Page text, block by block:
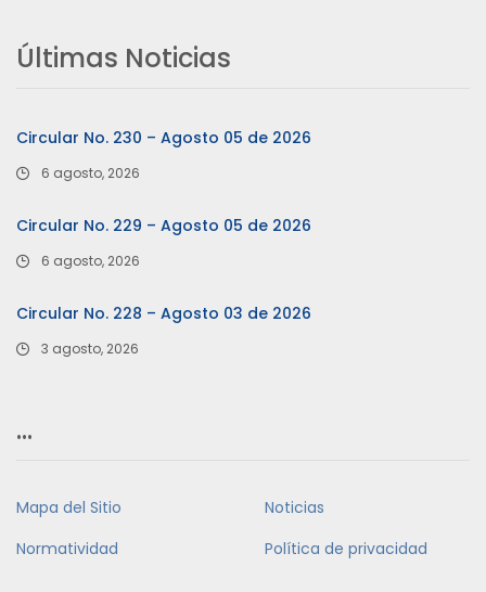
Últimas Noticias
Circular No. 230 – Agosto 05 de 2026
6 agosto, 2026
Circular No. 229 – Agosto 05 de 2026
6 agosto, 2026
Circular No. 228 – Agosto 03 de 2026
3 agosto, 2026
…
Mapa del Sitio
Noticias
Normatividad
Política de privacidad